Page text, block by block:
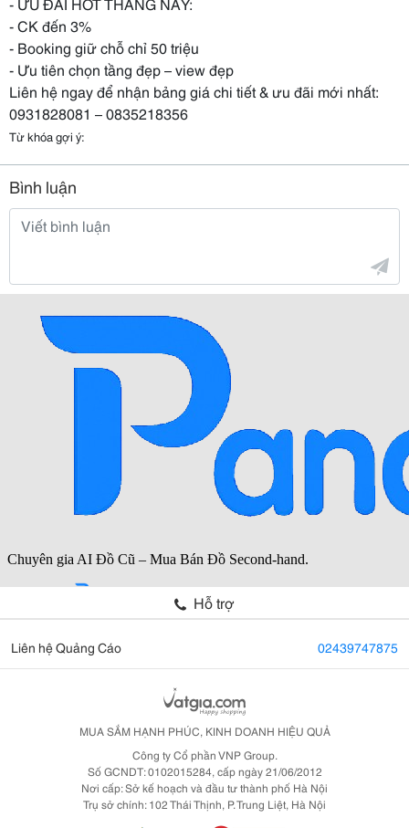
- CK đến 3%
- Booking giữ chỗ chỉ 50 triệu
- Ưu tiên chọn tầng đẹp – view đẹp
Liên hệ ngay để nhận bảng giá chi tiết & ưu đãi mới nhất:
0931828081 – 0835218356
Từ khóa gợi ý:
Bình luận
Hỗ trợ
Liên hệ Quảng Cáo 02439747875
MUA SẮM HẠNH PHÚC, KINH DOANH HIỆU QUẢ
Công ty Cổ phần VNP Group.
Số GCNDT: 0102015284, cấp ngày 21/06/2012
Nơi cấp: Sở kế hoạch và đầu tư thành phố Hà Nội
Trụ sở chính: 102 Thái Thịnh, P. Trung Liệt, Hà Nội